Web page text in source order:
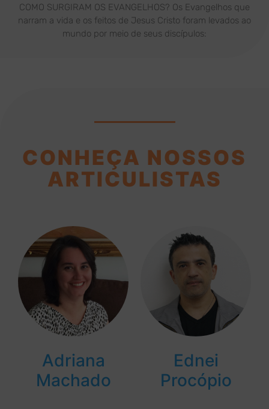
COMO SURGIRAM OS EVANGELHOS? Os Evangelhos que
narram a vida e os feitos de Jesus Cristo foram levados ao
mundo por meio de seus discípulos:
CONHEÇA NOSSOS
ARTICULISTAS
Adriana
Machado
Ednei
Procópio